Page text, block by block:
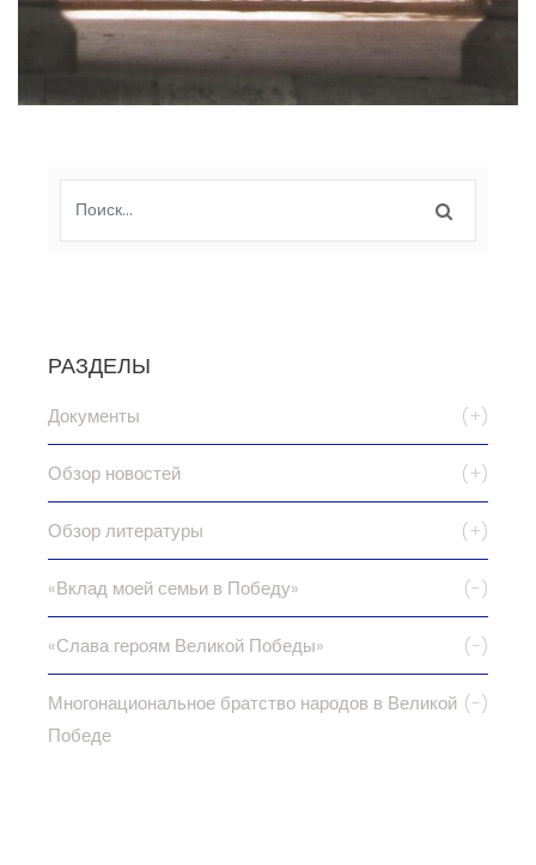
РАЗДЕЛЫ
Документы (+)
Обзор новостей (+)
Обзор литературы (+)
«Вклад моей семьи в Победу» (-)
«Слава героям Великой Победы» (-)
Многонациональное братство народов в Великой
Победе
(-)